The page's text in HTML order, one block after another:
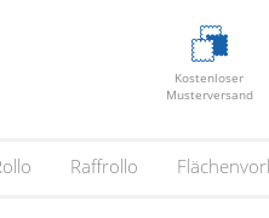
Kostenloser
Musterversand
Raffrollo